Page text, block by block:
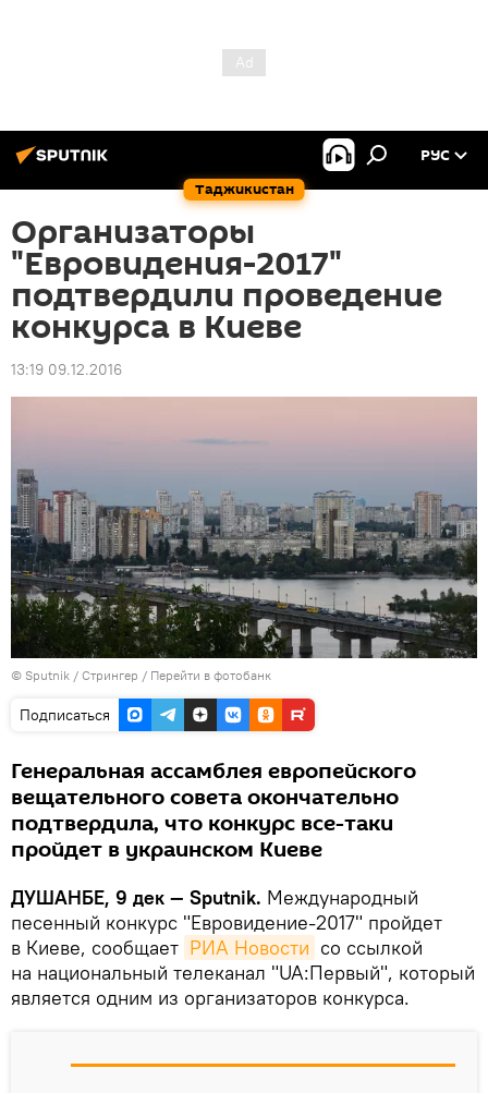
Таджикистан
РУС
Организаторы
"Евровидения-2017"
подтвердили проведение
конкурса в Киеве
13:19 09.12.2016
© Sputnik / Стрингер / Перейти в фотобанк
Подписаться
Генеральная ассамблея европейского
вещательного совета окончательно
подтвердила, что конкурс все-таки
пройдет в украинском Киеве
ДУШАНБЕ, 9 дек — Sputnik. Международный
песенный конкурс "Евровидение-2017" пройдет
в Киеве, сообщает РИА Новости со ссылкой
на национальный телеканал "UA:Первый", который
является одним из организаторов конкурса.